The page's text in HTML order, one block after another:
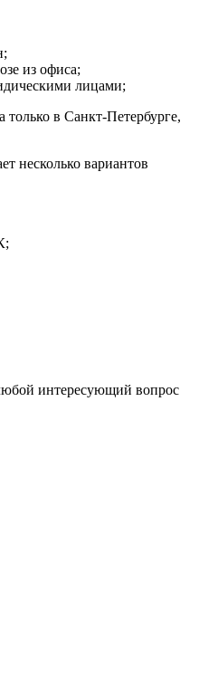
из офиса;
лицами;
в Санкт-Петербурге,
несколько вариантов
интересующий вопрос